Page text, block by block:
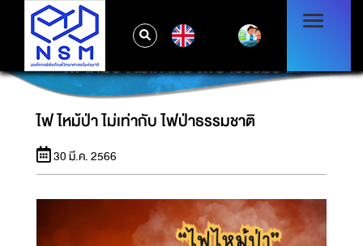
ไฟไหม้ป่า ไม่เท่ากับ ไฟป่าธรรมชาติ
ไฟไหม้ป่า ไม่เท่ากับ ไฟป่าธรรมชาติ
30 มี.ค. 2566